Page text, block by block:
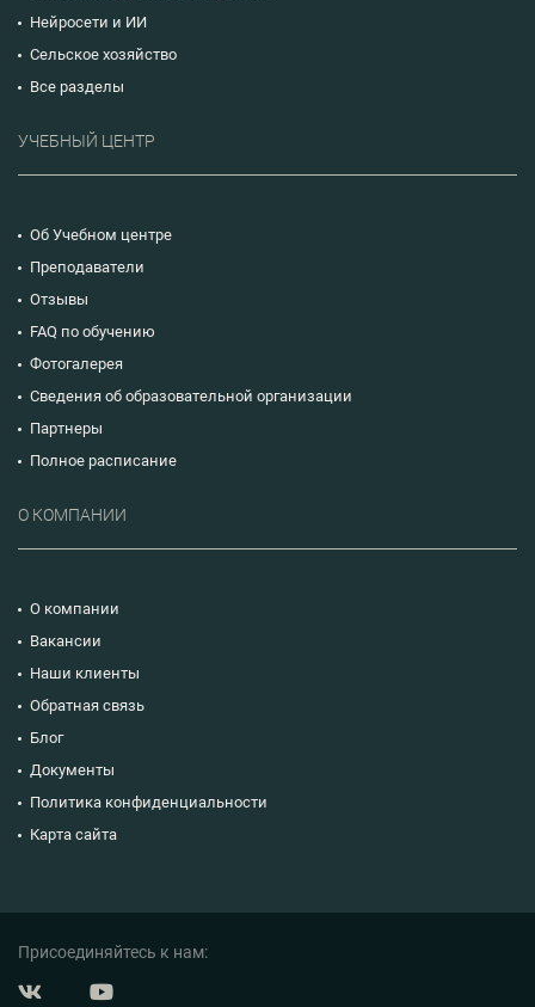
Нейросети и ИИ
Сельское хозяйство
Все разделы
УЧЕБНЫЙ ЦЕНТР
Об Учебном центре
Преподаватели
Отзывы
FAQ по обучению
Фотогалерея
Сведения об образовательной организации
Партнеры
Полное расписание
О КОМПАНИИ
О компании
Вакансии
Наши клиенты
Обратная связь
Блог
Документы
Политика конфиденциальности
Карта сайта
Присоединяйтесь к нам: